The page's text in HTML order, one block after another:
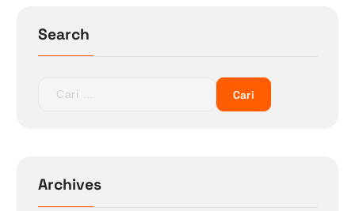
Search
n
tArchives